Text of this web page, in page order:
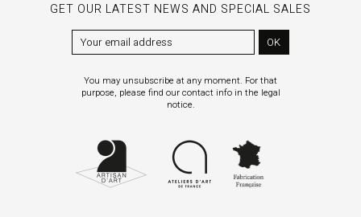
GET OUR LATEST NEWS AND SPECIAL SALES
OK
You may unsubscribe at any moment. For that
purpose, please find our contact info in the legal
notice.